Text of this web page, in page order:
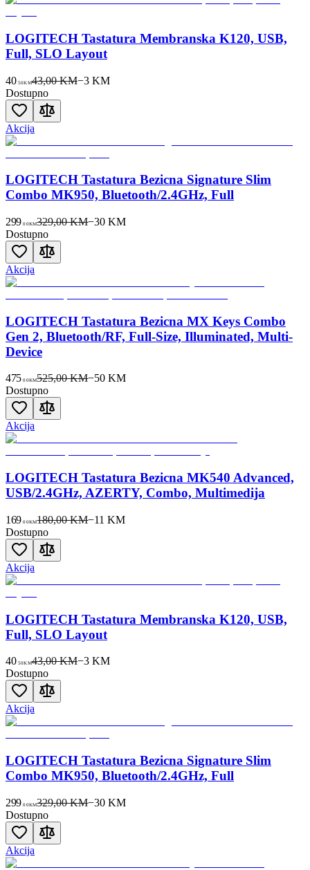
LOGITECH Tastatura Membranska K120, USB,
Full, SLO Layout
40 50KM43,00 KM−3KM
Dostupno
Akcija
LOGITECH Tastatura Bezicna Signature Slim
Combo MK950, Bluetooth/2.4GHz, Full
299 00KM329,00 KM−30 KM
Dostupno
Akcija
LOGITECH Tastatura Bezicna MX Keys Combo
Gen 2, Bluetooth/RF, Full-Size, Illuminated, Multi-
Device
475 00KM525,00 KM−50 KM
Dostupno
Akcija
LOGITECH Tastatura Bezicna MK540 Advanced,
USB/2.4GHz, AZERTY, Combo, Multimedija
169 00KM180,00 KM−11 KM
Dostupno
Akcija
LOGITECH Tastatura Membranska K120, USB,
Full, SLO Layout
40 50KM43,00 KM−3KM
Dostupno
Akcija
LOGITECH Tastatura Bezicna Signature Slim
Combo MK950, Bluetooth/2.4GHz, Full
299 00KM329,00 KM−30 KM
Dostupno
Akcija